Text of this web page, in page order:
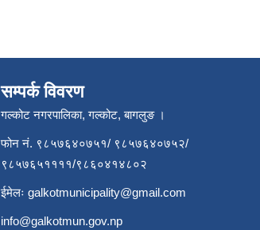
सम्पर्क विवरण
गल्कोट नगरपालिका, गल्कोट, बागलुङ ।
फोन नं. ९८५७६४०७५१/ ९८५७६४०७५२/
९८५७६५११११/९८६०४१४८०२
ईमेलः galkotmunicipality@gmail.com
info@galkotmun.gov.np